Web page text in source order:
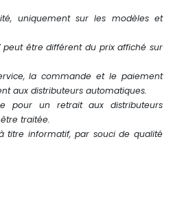
uniquement sur les modèles et
être différent du prix affiché sur
la commande et le paiement
aux distributeurs automatiques.
pour un retrait aux distributeurs
traitée.
titre informatif, par souci de qualité